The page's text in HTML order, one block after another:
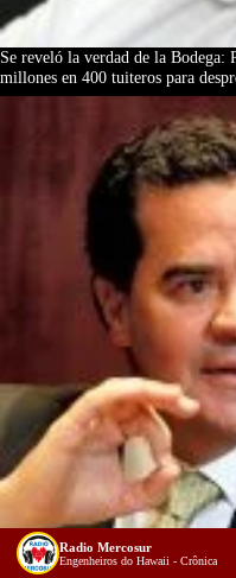
Se reveló la verdad de la Bodega:
millones en 400 tuiteros para
Frank Pearl, El Camaleón
Radio Mercosur
Engenheiros do Hawaii - Crônica